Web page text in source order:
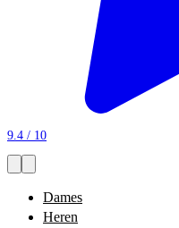
9.4 / 10
Dames
Heren